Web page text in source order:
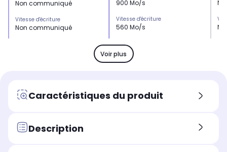
Non communiqué
Vitesse d'écriture
Non communiqué
Utilisation
au bureau, à la maison
HDD 2,5
900 Mo/s
Vitesse d'écriture
560 Mo/s
Sécurisation
non
Utilisation
en déplacement
Voir plus
Caractéristiques du produit
Description